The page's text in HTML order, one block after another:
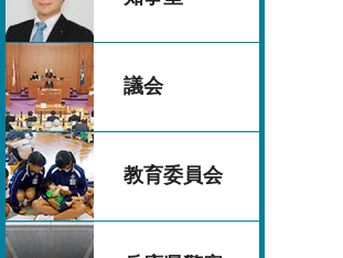
議会
教育委員会